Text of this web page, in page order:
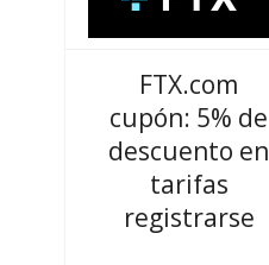
FTX.com
cupón: 5% de
descuento en
tarifas
registrarse